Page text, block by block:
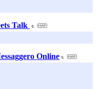
Talk
Online